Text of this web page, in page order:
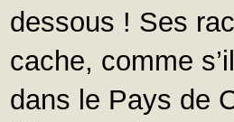
dessous ! Ses
cache, comme
dans le Pays de